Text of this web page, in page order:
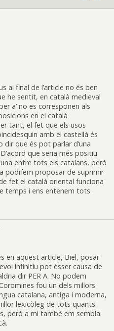
al final de l’article no és ben
he sentit, en català medieval
a’ no es corresponen als
en el català
tant, el fet que els usos
amb el castellà és
que és pot parlar d’una
que seria més positiu
entre tots els catalans, però
podríem proposar de suprimir
fet el català oriental funciona
temps i ens entenem tots.
en aquest article, Biel, posar
infinitiu pot ésser causa de
dir PER A. No podem
fou un dels millors
catalana, antiga i moderna,
lexicòleg de tots quants
però a mi també em sembla